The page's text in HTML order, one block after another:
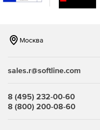
Возможна
защита от
протокол BSP),
Эффективное
Москва
sales.r@softline.com
8 (495) 232-00-60
8 (800) 200-08-60